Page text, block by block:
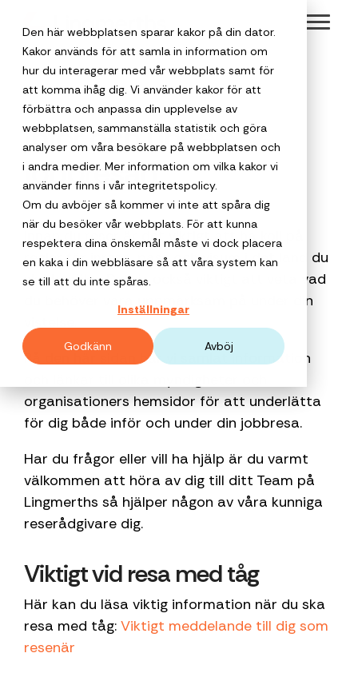
Den här webbplatsen sparar kakor på din dator.
Kakor används för att samla in information om
hur du interagerar med vår webbplats samt för
att komma ihåg dig. Vi använder kakor för att
förbättra och anpassa din upplevelse av
webbplatsen, sammanställa statistik och göra
analyser om våra besökare på webbplatsen och
i andra medier. Mer information om vilka kakor vi
använder finns i vår integritetspolicy.
Om du avböjer så kommer vi inte att spåra dig
när du besöker vår webbplats. För att kunna
respektera dina önskemål måste vi dock placera
en kaka i din webbläsare så att våra system kan
se till att du inte spåras.
Inställningar
Godkänn Avböj
main
content.
Välkommen
till en
personlig
resepartner
Boka
företagsresan
med oss
lägre
kostnader
avtalspriser
och total
Du får
personlig
service
dygnet runt
branschens
kunnigaste
reserådgivare.
Safe Travels
Vår
trygghetstjänst
som håller koll
på både
resenären och
destinationen.
resepartner?
Som lägre priser,
kostnadskontroll
och support
dygnet runt.
Vi gör det
att boka
exempel med
När och hur
Vårt verktyg
stöttar
rätt
Affärsresor
för privata
företag
Vi ger
företagsresor
personlighet
och skapar
resandet på
ditt företag.
Lingmerths
reser du
aldrig ensam.
mer
Resor för
offentlig
verksamhet
Lingmerths
ramavtal med
Kammarkollegiet
och är med i
upphandlingar
som regioner
och kommuner
gör.
Läs mer
Möten och
När du ska
minnesvärda
konferenser,
gruppresor,
kickoffer eller
finns vår
Eventity.
Läs mer
Om Lingmerths
Lingmerths har
funnits sedan 1950
och är en av
Sveriges äldsta
resebyråer. Med 75
års erfarenhet i
ryggen är vi
fortfarande nyfikna
på samtiden och vi
tror starkt på det
personliga mötet
mellan människor.
Om Lingmerths
Group
Jobba hos
Lingmerths
Kundcase
Aktuellt
Hållbarhetsrapport
Guide ekonomisk
hållbarhet
Checklista
mötes- och
resepolicy
Detta är
Lingmerths
Group
kvalificerad
partner för
rådgivning och
bokning av
affärsresor,
konferenser och
event.
Läs mer
Inför och under
jobbresan
Innan du reser är det viktigt att ha koll på
regler för inresa, pass och visum i det land du
ska besöka. Det är också viktigt att veta vad
du behöver vara uppmärksam på under din
På den här sidan har vi samlat information
organisationers hemsidor för att underlätta
för dig både inför och under din jobbresa.
Har du frågor eller vill ha hjälp är du varmt
välkommen att höra av dig till ditt Team på
Lingmerths så hjälper någon av våra kunniga
reserådgivare dig.
Viktigt vid resa med tåg
Här kan du läsa viktig information när du ska
resa med tåg: Viktigt meddelande till dig som
resenär